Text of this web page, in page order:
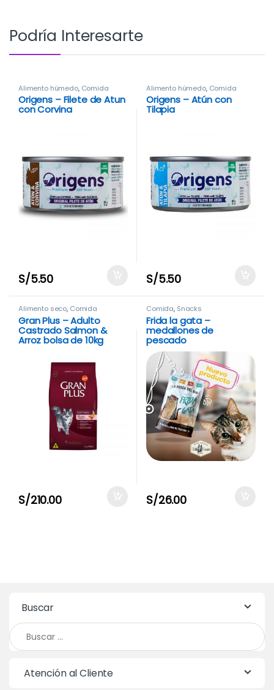
Podría Interesarte
Alimento húmedo, Comida
Origens – Filete de Atun
con Corvina
S/5.50
Alimento húmedo, Comida
Origens – Atún con
Tilapia
S/5.50
Alimento seco, Comida
Gran Plus – Adulto
Castrado Salmon &
Arroz bolsa de 10kg
S/210.00
Comida, Snacks
Frida la gata –
medallones de
pescado
S/26.00
Buscar
Buscar:
Atención al Cliente